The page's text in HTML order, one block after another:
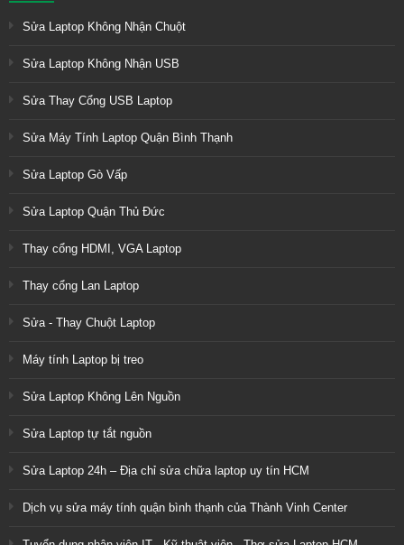
Sửa Laptop Không Nhận Chuột
Sửa Laptop Không Nhận USB
Sửa Thay Cổng USB Laptop
Sửa Máy Tính Laptop Quận Bình Thạnh
Sửa Laptop Gò Vấp
Sửa Laptop Quận Thủ Đức
Thay cổng HDMI, VGA Laptop
Thay cổng Lan Laptop
Sửa - Thay Chuột Laptop
Máy tính Laptop bị treo
Sửa Laptop Không Lên Nguồn
Sửa Laptop tự tắt nguồn
Sửa Laptop 24h – Địa chỉ sửa chữa laptop uy tín HCM
Dịch vụ sửa máy tính quận bình thạnh của Thành Vinh Center